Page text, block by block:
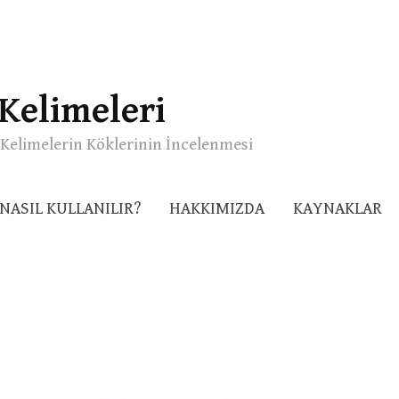
Kelimelerin Köklerinin İncelenmesi
NASIL KULLANILIR? HAKKIMIZDA KAYNAKLAR